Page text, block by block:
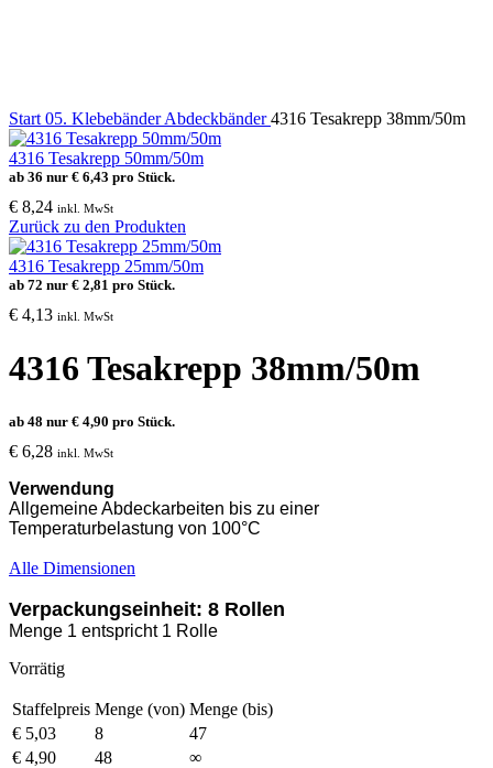
Start 05. KlebebänderAbdeckbänder4316 Tesakrepp 38mm/50m
4316 Tesakrepp 50mm/50m
ab 36 nur € 6,43 pro Stück.
€ 8,24 inkl. MwSt
Zurück zu den Produkten
4316 Tesakrepp 25mm/50m
ab 72 nur € 2,81 pro Stück.
€ 4,13 inkl. MwSt
4316 Tesakrepp 38mm/50m
ab 48 nur € 4,90 pro Stück.
€ 6,28 inkl. MwSt
Verwendung
Allgemeine Abdeckarbeiten bis zu einer
Temperaturbelastung von 100°C
Alle Dimensionen
Verpackungseinheit: 8 Rollen
Menge 1 entspricht 1 Rolle
Vorrätig
Staffelpreis Menge (von) Menge (bis)
€ 5,03 8
47
€ 4,90 48
∞